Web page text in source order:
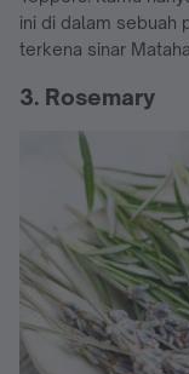
ini di dalam sebuah
terkena sinar
3. Rosemary